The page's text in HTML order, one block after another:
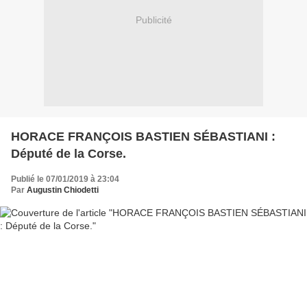
Publicité
HORACE FRANÇOIS BASTIEN SÉBASTIANI :
Député de la Corse.
Publié le 07/01/2019 à 23:04
Par Augustin Chiodetti